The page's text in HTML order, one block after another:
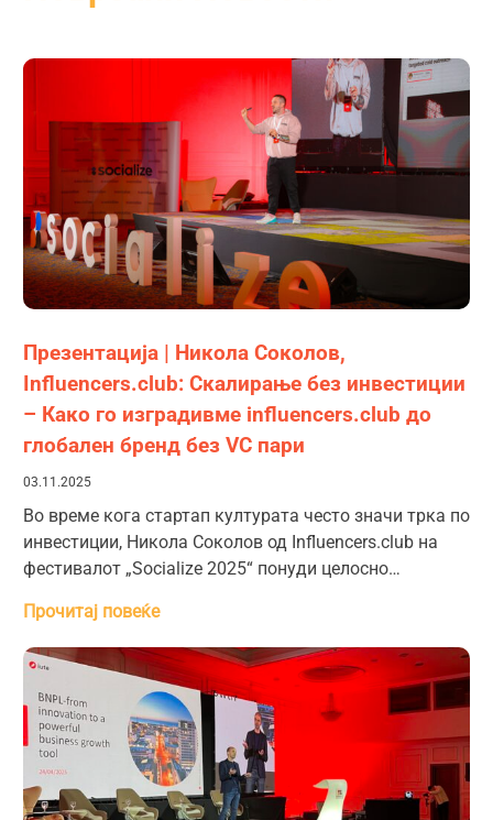
Презентација | Никола Соколов,
Influencers.club: Скалирање без инвестиции
– Како го изградивме influencers.club до
глобален бренд без VC пари
03.11.2025
Во време кога стартап културата често значи трка по
инвестиции, Никола Соколов од Influencers.club на
фестивалот „Socialize 2025“ понуди целосно…
Прочитај повеќе